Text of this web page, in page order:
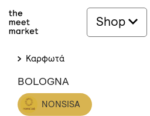
Shop
Καρφωτά
BOLOGNA
NONSISA